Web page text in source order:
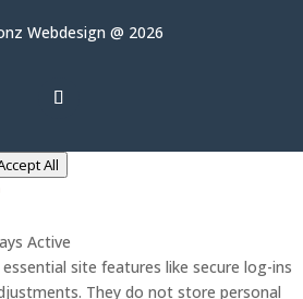
Webdesign @ 2026
All
Active
site features like secure log-ins
They do not store personal